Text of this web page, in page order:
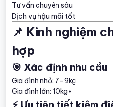
Tư vấn chuyên sâu
Dịch vụ hậu mãi tốt
📌 Kinh nghiệm
hợp
🎯 Xác định nhu cầu
Gia đình nhỏ: 7–9kg
Gia đình lớn: 10kg+
⚡ Ưu tiên tiết kiệm